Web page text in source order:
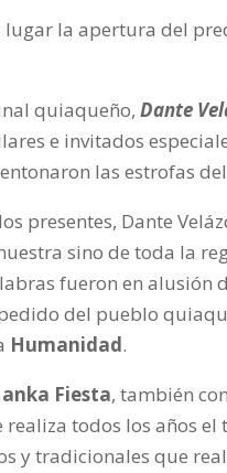
la apertura del
quiaqueño, Dante
e invitados
las estrofas
presentes, Dante
sino de toda la
fueron en
del pueblo
Humanidad.
Fiesta, también
todos los años el
y tradicionales que